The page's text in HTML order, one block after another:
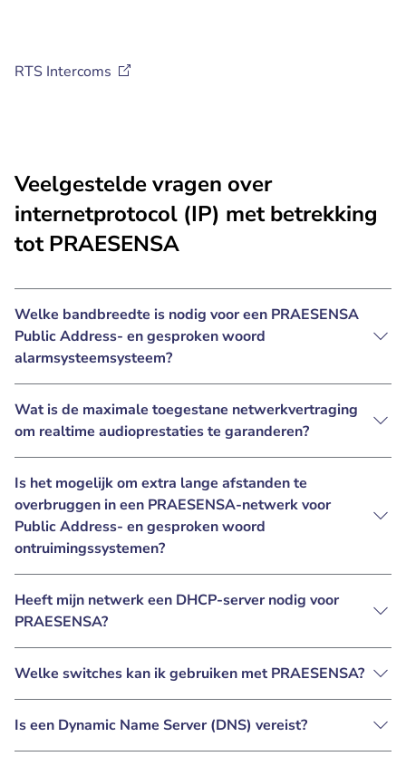
RTS Intercoms
Veelgestelde vragen over
internetprotocol (IP) met betrekking
tot PRAESENSA
Welke bandbreedte is nodig voor een PRAESENSA
Public Address- en gesproken woord
alarmsysteemsysteem?
Wat is de maximale toegestane netwerkvertraging
om realtime audioprestaties te garanderen?
Is het mogelijk om extra lange afstanden te
overbruggen in een PRAESENSA-netwerk voor
Public Address- en gesproken woord
ontruimingssystemen?
Heeft mijn netwerk een DHCP-server nodig voor
PRAESENSA?
Welke switches kan ik gebruiken met PRAESENSA?
Is een Dynamic Name Server (DNS) vereist?